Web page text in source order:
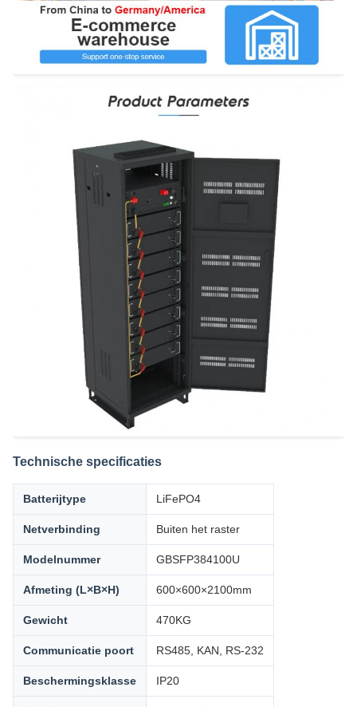
Technische specificaties
Batterijtype LiFePO4
Netverbinding Buiten het raster
Modelnummer GBSFP384100U
Afmeting (L×B×H) 600×600×2100mm
Gewicht 470KG
Communicatie poort RS485, KAN, RS-232
Beschermingsklasse IP20